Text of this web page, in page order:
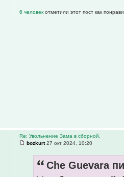
6 человек отметили этот пост как
Re: Увольнение Зама в сборной.
bozkurt27 окт 2024, 10:20
Che Guevara